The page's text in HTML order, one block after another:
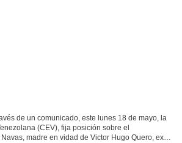
de un comunicado, este lunes 18 de mayo, la
(CEV), fija posición sobre el
madre en vidad de Victor Hugo Quero, ex –